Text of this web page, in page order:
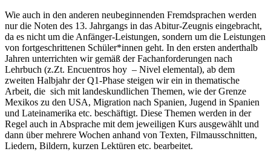
Wie auch in den anderen neubeginnenden Fremdsprachen werden
nur die Noten des 13. Jahrgangs in das Abitur-Zeugnis eingebracht,
da es nicht um die Anfänger-Leistungen, sondern um die Leistungen
von fortgeschrittenen Schüler*innen geht. In den ersten anderthalb
Jahren unterrichten wir gemäß der Fachanforderungen nach
Lehrbuch (z.Zt. Encuentros hoy – Nivel elemental), ab dem
zweiten Halbjahr der Q1-Phase steigen wir ein in thematische
Arbeit, die sich mit landeskundlichen Themen, wie der Grenze
Mexikos zu den USA, Migration nach Spanien, Jugend in Spanien
und Lateinamerika etc. beschäftigt. Diese Themen werden in der
Regel auch in Absprache mit dem jeweiligen Kurs ausgewählt und
dann über mehrere Wochen anhand von Texten, Filmausschnitten,
Liedern, Bildern, kurzen Lektüren etc. bearbeitet.